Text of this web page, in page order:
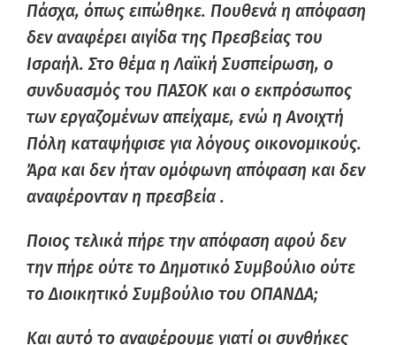
Πάσχα, όπως ειπώθηκε. Πουθενά η απόφαση
δεν αναφέρει αιγίδα της Πρεσβείας του
Ισραήλ. Στο θέμα η Λαϊκή Συσπείρωση, ο
συνδυασμός του ΠΑΣΟΚ και ο εκπρόσωπος
των εργαζομένων απείχαμε, ενώ η Ανοιχτή
Πόλη καταψήφισε για λόγους οικονομικούς.
Άρα και δεν ήταν ομόφωνη απόφαση και δεν
αναφέρονταν η πρεσβεία .
Ποιος τελικά πήρε την απόφαση αφού δεν
την πήρε ούτε το Δημοτικό Συμβούλιο ούτε
το Διοικητικό Συμβούλιο του ΟΠΑΝΔΑ;
Και αυτό το αναφέρουμε γιατί οι συνθήκες